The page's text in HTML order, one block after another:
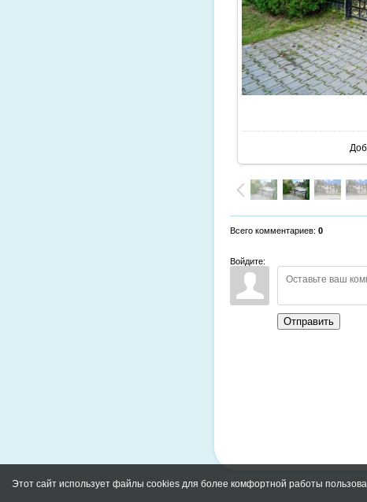
Всего комментариев: 0
Войдите:
Отправить
Этот сайт использует файлы cookies для более комфортной работы